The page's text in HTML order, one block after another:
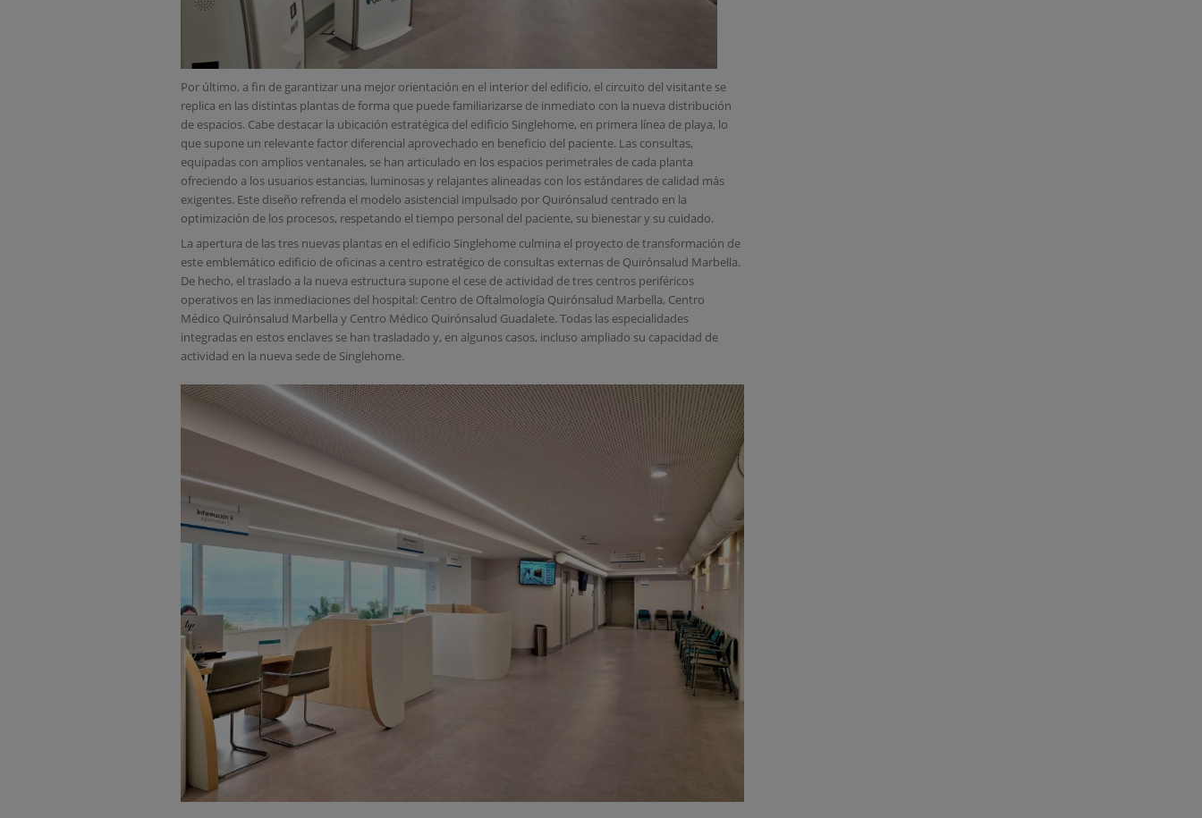
Por último, a fin de garantizar una mejor orientación en el interior del edificio, el circuito del visitante se
replica en las distintas plantas de forma que puede familiarizarse de inmediato con la nueva distribución
de espacios. Cabe destacar la ubicación estratégica del edificio Singlehome, en primera línea de playa, lo
que supone un relevante factor diferencial aprovechado en beneficio del paciente. Las consultas,
equipadas con amplios ventanales, se han articulado en los espacios perimetrales de cada planta
ofreciendo a los usuarios estancias, luminosas y relajantes alineadas con los estándares de calidad más
exigentes. Este diseño refrenda el modelo asistencial impulsado por Quirónsalud centrado en la
optimización de los procesos, respetando el tiempo personal del paciente, su bienestar y su cuidado.
La apertura de las tres nuevas plantas en el edificio Singlehome culmina el proyecto de transformación de
este emblemático edificio de oficinas a centro estratégico de consultas externas de Quirónsalud Marbella.
De hecho, el traslado a la nueva estructura supone el cese de actividad de tres centros periféricos
operativos en las inmediaciones del hospital: Centro de Oftalmología Quirónsalud Marbella, Centro
Médico Quirónsalud Marbella y Centro Médico Quirónsalud Guadalete. Todas las especialidades
integradas en estos enclaves se han trasladado y, en algunos casos, incluso ampliado su capacidad de
actividad en la nueva sede de Singlehome.